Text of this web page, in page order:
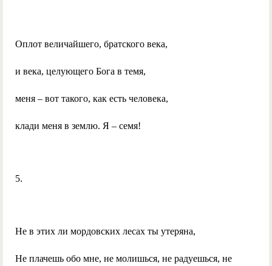
Оплот величайшего, братского века,
и века, целующего Бога в темя,
меня – вот такого, как есть человека,
клади меня в землю. Я – семя!
5.
Не в этих ли мордовских лесах ты утеряна,
Не плачешь обо мне, не молишься, не радуешься, не